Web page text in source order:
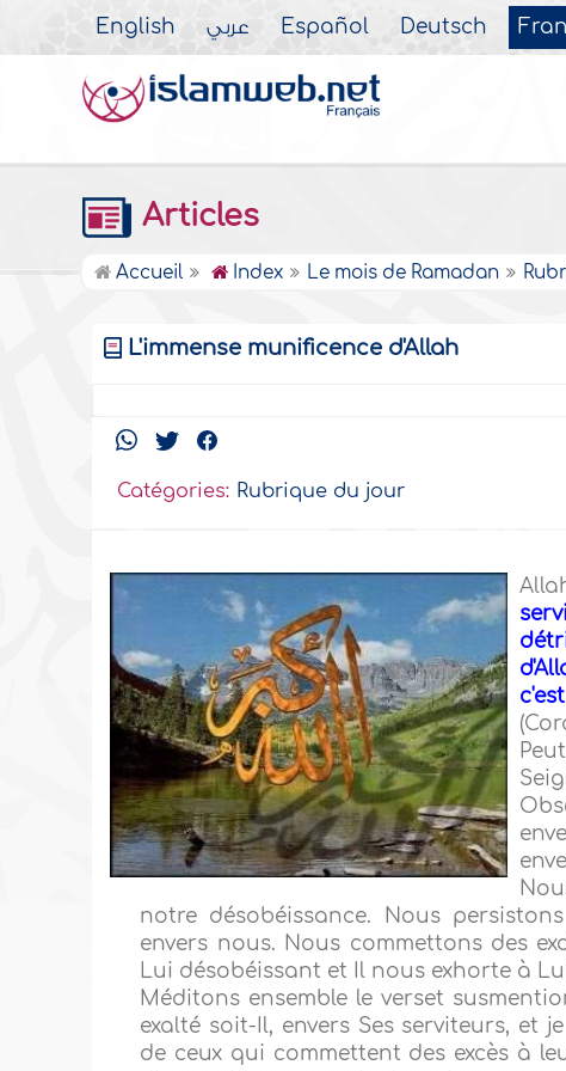
English عربي Español Deutsch
Articles
Accueil Index Le mois de Ramadan
L'immense munificence d'Allah
Catégories: Rubrique du jour
notre désobéissance. Nous
envers nous. Nous commettons des
Lui désobéissant et Il nous exhorte à
Méditons ensemble le verset
exalté soit-Il, envers Ses serviteurs, et
de ceux qui commettent des excès à